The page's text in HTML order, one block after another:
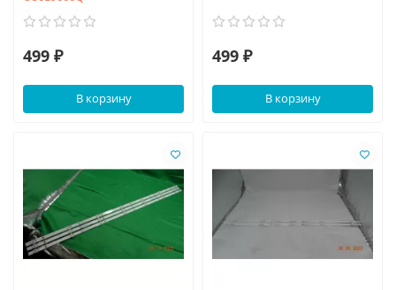
499 ₽
В корзину
499 ₽
В корзину